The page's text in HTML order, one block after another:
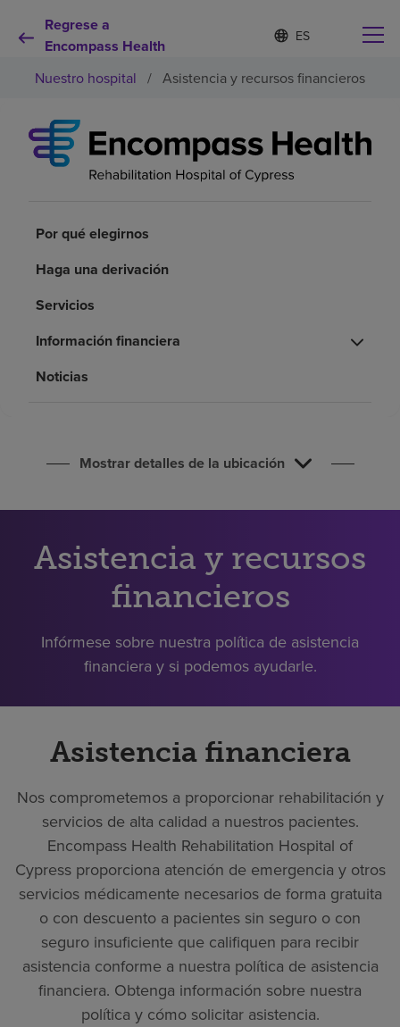
Regrese a
Encompass Health
Lista
de
contraída
d
o
s
e
e
Por qué debe elegirnos
Recursos de salud
Empleos
Pagar mi factura
Nuestro hospital / Asistencia y recursos financieros
Por qué elegirnos
Haga una derivación
Servicios
Información financiera
Noticias
Mostrar detalles de la ubicación
Asistencia y recursos
financieros
Infórmese sobre nuestra política de asistencia
financiera y si podemos ayudarle.
Asistencia financiera
Nos comprometemos a proporcionar rehabilitación y
servicios de alta calidad a nuestros pacientes.
Encompass Health Rehabilitation Hospital of
Cypress proporciona atención de emergencia y otros
servicios médicamente necesarios de forma gratuita
o con descuento a pacientes sin seguro o con
seguro insuficiente que califiquen para recibir
asistencia conforme a nuestra política de asistencia
financiera. Obtenga información sobre nuestra
política y cómo solicitar asistencia.